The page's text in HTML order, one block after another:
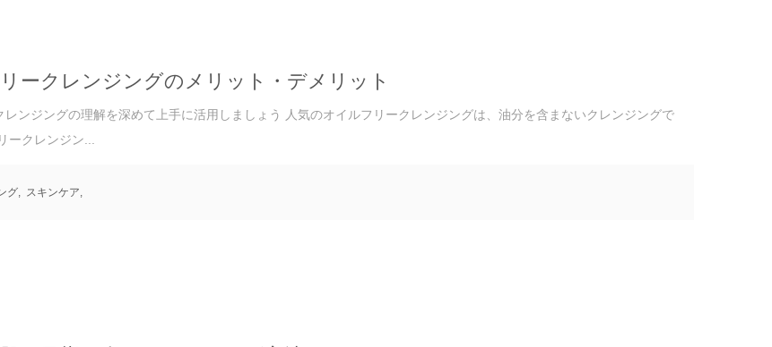
ークレンジングのメリット・デメリット
レンジングの理解を深めて上手に活用しましょう 人気のオイルフリークレンジングは、油分を含まないクレンジングで
ークレンジン...
グ スキンケア